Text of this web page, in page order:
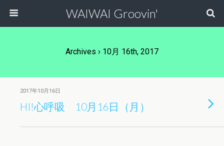
WAIWAI Groovin'
Archives › 10月 16th, 2017
2017年10月16日
HI!心呼吸 10月16日（月）